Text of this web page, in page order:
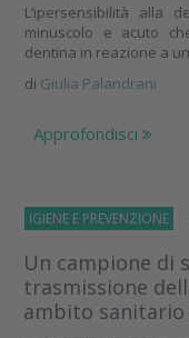
L’ipersensibilità alla
minuscolo e acuto
dentina in reazione a
di Giulia Palandrani
Approfondisci
IGIENE E PREVENZIONE
Un campione di
trasmissione
ambito